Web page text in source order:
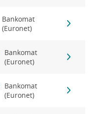
Bankomat
(Euronet)
Bankomat
(Euronet)
Bankomat
(Euronet)